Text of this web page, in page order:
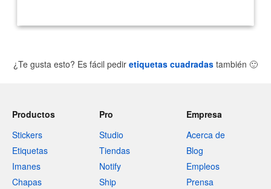
¿Te gusta esto? Es fácil pedir etiquetas cuadradas también 🙂
Productos
Stickers
Etiquetas
Imanes
Chapas
Pro
Studio
Tiendas
Notify
Ship
Empresa
Acerca de
Blog
Empleos
Prensa